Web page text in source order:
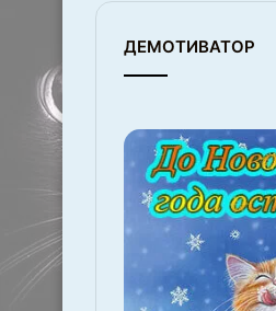
ДЕМОТИВАТОР